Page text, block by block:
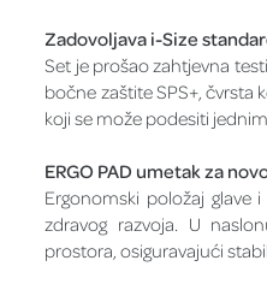
Zadovoljava i-Size
Set je prošao zahtjevna
bočne zaštite SPS+, čvrsta
koji se može podesiti
ERGO PAD umetak za
Ergonomski položaj
zdravog razvoja. U
prostora, osiguravajući